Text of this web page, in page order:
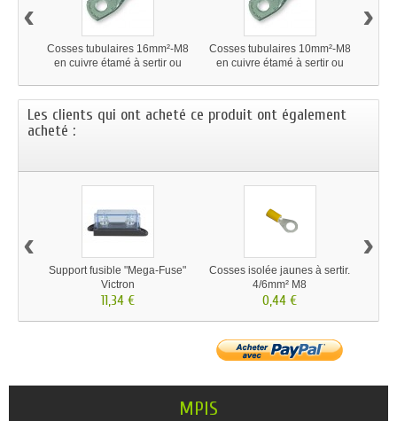
Cosses tubulaires 16mm²-M8
en cuivre étamé à sertir ou
Cosses tubulaires 10mm²-M8
en cuivre étamé à sertir ou
‹ ›
Les clients qui ont acheté ce produit ont également
acheté :
Support fusible "Mega-Fuse"
Victron
11,34 €
Cosses isolée jaunes à sertir.
4/6mm² M8
0,44 €
‹ ›
MPIS